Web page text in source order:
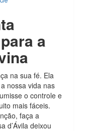
a
na sua fé. Ela
nossa vida nas
o controle e
mais fáceis.
faça a
d’Ávila deixou